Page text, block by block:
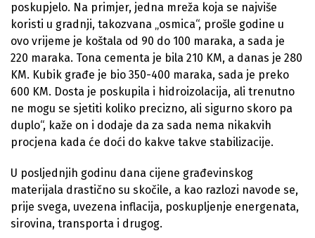
poskupjelo. Na primjer, jedna mreža koja se najviše
koristi u gradnji, takozvana „osmica“, prošle godine u
ovo vrijeme je koštala od 90 do 100 maraka, a sada je
220 maraka. Tona cementa je bila 210 KM, a danas je 280
KM. Kubik građe je bio 350-400 maraka, sada je preko
600 KM. Dosta je poskupila i hidroizolacija, ali trenutno
ne mogu se sjetiti koliko precizno, ali sigurno skoro pa
duplo“, kaže on i dodaje da za sada nema nikakvih
procjena kada će doći do kakve takve stabilizacije.
U posljednjih godinu dana cijene građevinskog
materijala drastično su skočile, a kao razlozi navode se,
prije svega, uvezena inflacija, poskupljenje energenata,
sirovina, transporta i drugog.